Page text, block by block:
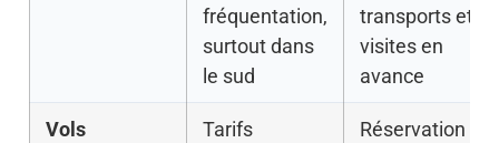
fréquentation,
surtout dans
le sud
transports et
visites en
avance
Vols
Tarifs
Réservation